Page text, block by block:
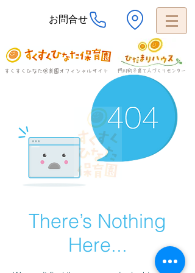
お問合せ
すくすくひなた保育園オフィシャルサイト ​門川町子育て人づくりセンター
There’s Nothing
Here...